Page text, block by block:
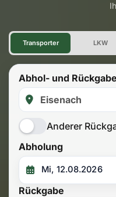
Transporter LKW
Abhol- und
Anderer
Abholung
Rückgabe